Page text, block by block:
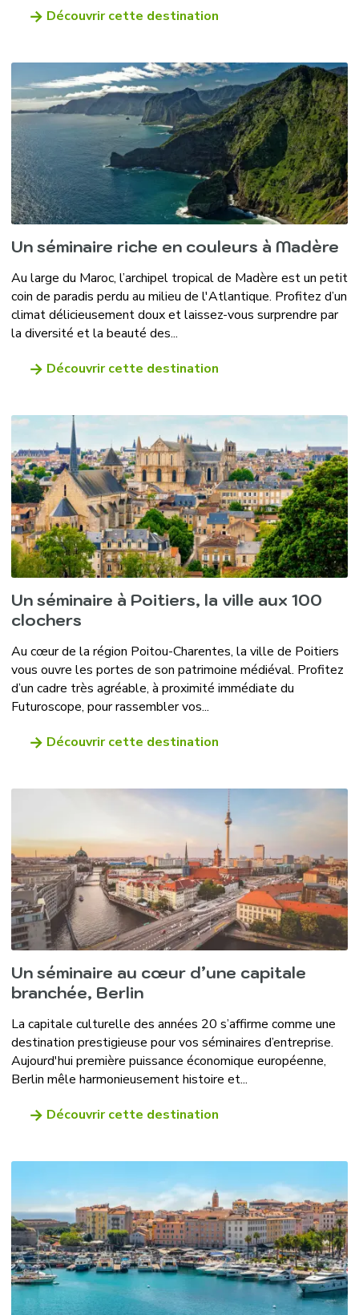
Découvrir cette destination
Un séminaire riche en couleurs à Madère
Au large du Maroc, l’archipel tropical de Madère est un petit
coin de paradis perdu au milieu de l'Atlantique. Profitez d’un
climat délicieusement doux et laissez-vous surprendre par
la diversité et la beauté des...
Découvrir cette destination
Un séminaire à Poitiers, la ville aux 100
clochers
Au cœur de la région Poitou-Charentes, la ville de Poitiers
vous ouvre les portes de son patrimoine médiéval. Profitez
d’un cadre très agréable, à proximité immédiate du
Futuroscope, pour rassembler vos...
Découvrir cette destination
Un séminaire au cœur d’une capitale
branchée, Berlin
La capitale culturelle des années 20 s’affirme comme une
destination prestigieuse pour vos séminaires d’entreprise.
Aujourd'hui première puissance économique européenne,
Berlin mêle harmonieusement histoire et...
Découvrir cette destination